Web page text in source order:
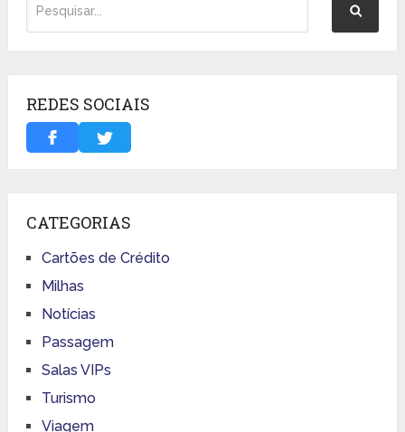
REDES SOCIAIS
CATEGORIAS
Cartões de Crédito
Milhas
Notícias
Passagem
Salas VIPs
Turismo
Viagem